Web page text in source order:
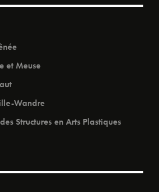
et Meuse
Wandre
Structures en Arts Plastiques